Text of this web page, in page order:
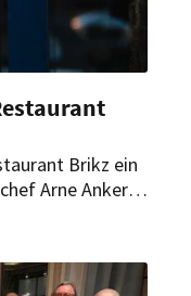
Brikz ein
Arne Anker
präsentieren sie